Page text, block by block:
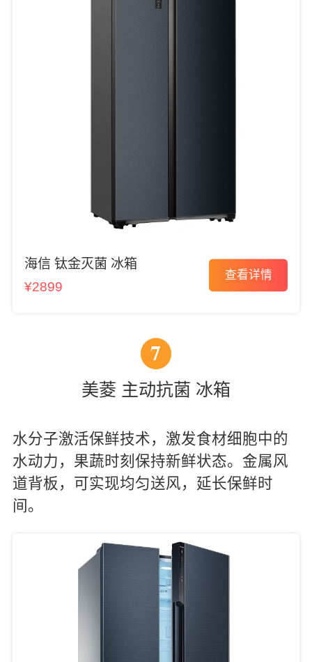
海信 钛金灭菌 冰箱
¥2899
查看详情
7
美菱 主动抗菌 冰箱
水分子激活保鲜技术，激发食材细胞中的
水动力，果蔬时刻保持新鲜状态。金属风
道背板，可实现均匀送风，延长保鲜时
间。